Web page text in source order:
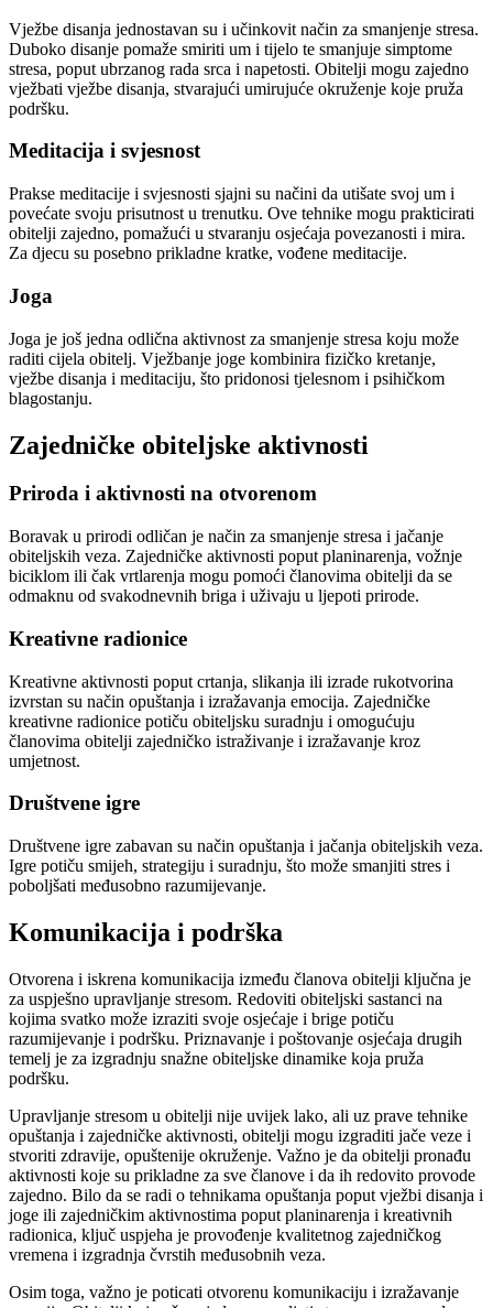
Vježbe disanja jednostavan su i učinkovit način za smanjenje stresa.
Duboko disanje pomaže smiriti um i tijelo te smanjuje simptome
stresa, poput ubrzanog rada srca i napetosti. Obitelji mogu zajedno
vježbati vježbe disanja, stvarajući umirujuće okruženje koje pruža
podršku.
Meditacija i svjesnost
Prakse meditacije i svjesnosti sjajni su načini da utišate svoj um i
povećate svoju prisutnost u trenutku. Ove tehnike mogu prakticirati
obitelji zajedno, pomažući u stvaranju osjećaja povezanosti i mira.
Za djecu su posebno prikladne kratke, vođene meditacije.
Joga
Joga je još jedna odlična aktivnost za smanjenje stresa koju može
raditi cijela obitelj. Vježbanje joge kombinira fizičko kretanje,
vježbe disanja i meditaciju, što pridonosi tjelesnom i psihičkom
blagostanju.
Zajedničke obiteljske aktivnosti
Priroda i aktivnosti na otvorenom
Boravak u prirodi odličan je način za smanjenje stresa i jačanje
obiteljskih veza. Zajedničke aktivnosti poput planinarenja, vožnje
biciklom ili čak vrtlarenja mogu pomoći članovima obitelji da se
odmaknu od svakodnevnih briga i uživaju u ljepoti prirode.
Kreativne radionice
Kreativne aktivnosti poput crtanja, slikanja ili izrade rukotvorina
izvrstan su način opuštanja i izražavanja emocija. Zajedničke
kreativne radionice potiču obiteljsku suradnju i omogućuju
članovima obitelji zajedničko istraživanje i izražavanje kroz
umjetnost.
Društvene igre
Društvene igre zabavan su način opuštanja i jačanja obiteljskih veza.
Igre potiču smijeh, strategiju i suradnju, što može smanjiti stres i
poboljšati međusobno razumijevanje.
Komunikacija i podrška
Otvorena i iskrena komunikacija između članova obitelji ključna je
za uspješno upravljanje stresom. Redoviti obiteljski sastanci na
kojima svatko može izraziti svoje osjećaje i brige potiču
razumijevanje i podršku. Priznavanje i poštovanje osjećaja drugih
temelj je za izgradnju snažne obiteljske dinamike koja pruža
podršku.
Upravljanje stresom u obitelji nije uvijek lako, ali uz prave tehnike
opuštanja i zajedničke aktivnosti, obitelji mogu izgraditi jače veze i
stvoriti zdravije, opuštenije okruženje. Važno je da obitelji pronađu
aktivnosti koje su prikladne za sve članove i da ih redovito provode
zajedno. Bilo da se radi o tehnikama opuštanja poput vježbi disanja i
joge ili zajedničkim aktivnostima poput planinarenja i kreativnih
radionica, ključ uspjeha je provođenje kvalitetnog zajedničkog
vremena i izgradnja čvrstih međusobnih veza.
Osim toga, važno je poticati otvorenu komunikaciju i izražavanje